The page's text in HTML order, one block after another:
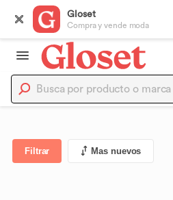
Gloset
Compra y vende moda
Filtrar Mas nuevos